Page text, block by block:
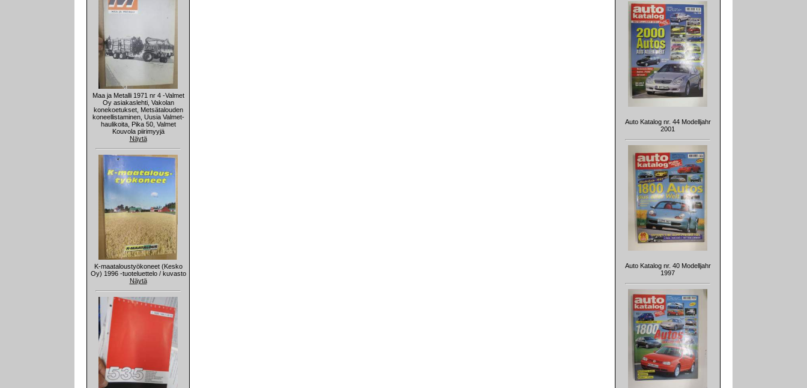
Maa ja Metalli 1971 nr 4 -Valmet
Oy asiakaslehti, Vakolan
konekoetukset, Metsätalouden
koneellistaminen, Uusia Valmet-
haulikoita, Pika 50, Valmet
Kouvola piirimyyjä
Näytä
K-maataloustyökoneet (Kesko
Oy) 1996 -tuoteluettelo / kuvasto
Näytä
Auto Katalog nr. 44 Modelljahr
2001
Auto Katalog nr. 40 Modelljahr
1997